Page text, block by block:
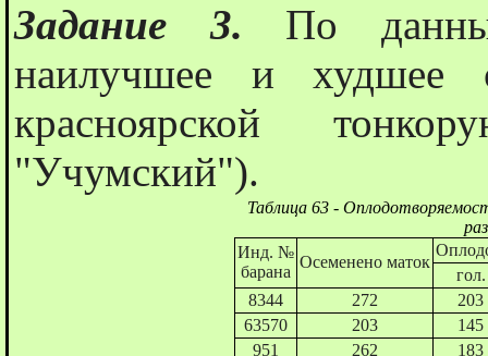
Задание 3. По
наилучшее и худшее
красноярской
"Учумский").
Таблица 63 -
Инд. №
барана
Осеменено маток
гол.
8344
272
203
63570
203
145
951
262
183